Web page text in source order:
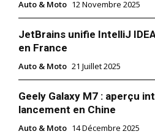
Auto & Moto 12 Novembre 2025
JetBrains unifie IntelliJ
en France
Auto & Moto 21 Juillet 2025
Geely Galaxy M7 : aperçu
lancement en Chine
Auto & Moto 14 Décembre 2025